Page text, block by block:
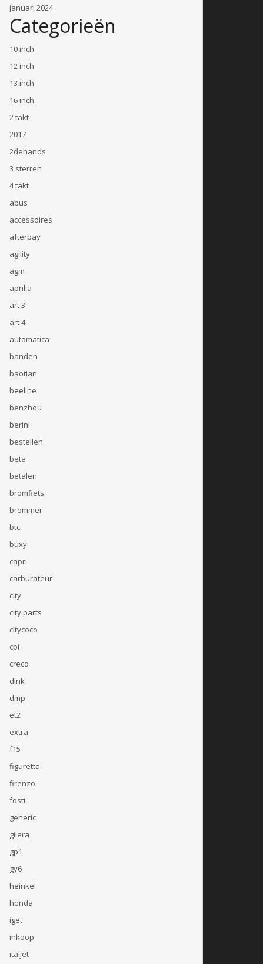
januari 2024
Categorieën
10 inch
12 inch
13 inch
16 inch
2 takt
2017
2dehands
3 sterren
4 takt
abus
accessoires
afterpay
agility
agm
aprilia
art 3
art 4
automatica
banden
baotian
beeline
benzhou
berini
bestellen
beta
betalen
bromfiets
brommer
btc
buxy
capri
carburateur
city
city parts
citycoco
cpi
creco
dink
dmp
et2
extra
f15
figuretta
firenzo
fosti
generic
gilera
gp1
gy6
heinkel
honda
iget
inkoop
italjet